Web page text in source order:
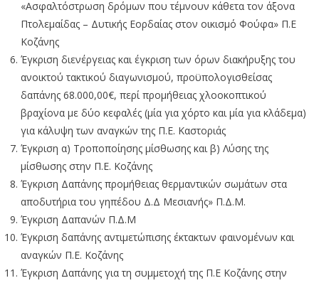
«Ασφαλτόστρωση δρόμων που τέμνουν κάθετα τον άξονα
Πτολεμαίδας – Δυτικής Εορδαίας στον οικισμό Φούφα» Π.Ε
Κοζάνης
Έγκριση διενέργειας και έγκριση των όρων διακήρυξης του
ανοικτού τακτικού διαγωνισμού, προϋπολογισθείσας
δαπάνης 68.000,00€, περί προμήθειας χλοοκοπτικού
βραχίονα με δύο κεφαλές (μία για χόρτο και μία για κλάδεμα)
για κάλυψη των αναγκών της Π.Ε. Καστοριάς
Έγκριση α) Τροποποίησης μίσθωσης και β) Λύσης της
μίσθωσης στην Π.Ε. Κοζάνης
Έγκριση Δαπάνης προμήθειας θερμαντικών σωμάτων στα
αποδυτήρια του γηπέδου Δ.Δ Μεσιανής» Π.Δ.Μ.
Έγκριση Δαπανών Π.Δ.Μ
Έγκριση δαπάνης αντιμετώπισης έκτακτων φαινομένων και
αναγκών Π.Ε. Κοζάνης
Έγκριση Δαπάνης για τη συμμετοχή της Π.Ε Κοζάνης στην